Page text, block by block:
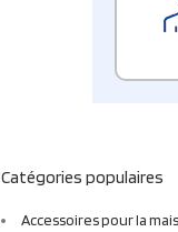
Catégories populaires
Accessoires pour la